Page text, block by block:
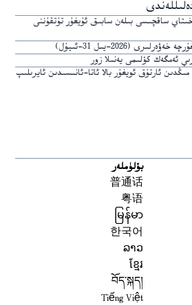
ساقچىسى بىلەن سابىق ئۇيغۇر تۇتقۇننى
(2026-يىل 31-ئىيۇل)
ئەمگەك كۆلىمى يەنىلا زور
جەنۇبىي ئۇيغۇر رايونىدا 143 مىڭدىن ئارتۇق ئويغۇر بالا ئاتا-ئانىسىدىن ئايرىلىپ
بۆلۈملەر
普通话
粤语
မြန်မာ
한국어
ລາວ
ខ្មែរ
བོད་སྐད།
Tiếng Việt